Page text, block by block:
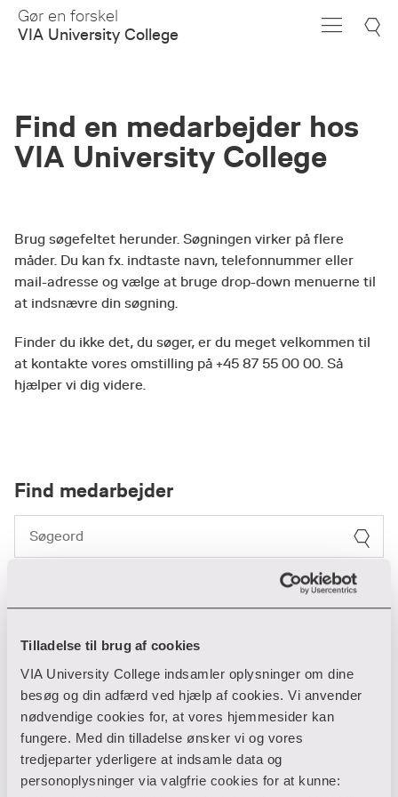
Tilladelse til brug af cookies
VIA University College indsamler oplysninger om dine
besøg og din adfærd ved hjælp af cookies. Vi anvender
nødvendige cookies for, at vores hjemmesider kan
fungere. Med din tilladelse ønsker vi og vores
tredjeparter yderligere at indsamle data og
personoplysninger via valgfrie cookies for at kunne:
Skip
Main
Gør en forskel
VIA University College
Find en medarbejder hos
VIA University College
Brug søgefeltet herunder. Søgningen virker på flere
måder. Du kan fx. indtaste navn, telefonnummer eller
mail-adresse og vælge at bruge drop-down menuerne til
at indsnævre din søgning.
Finder du ikke det, du søger, er du meget velkommen til
at kontakte vores omstilling på +45 87 55 00 00. Så
hjælper vi dig videre.
Find medarbejder
1 resultater
Ulla Kirkedal
HR